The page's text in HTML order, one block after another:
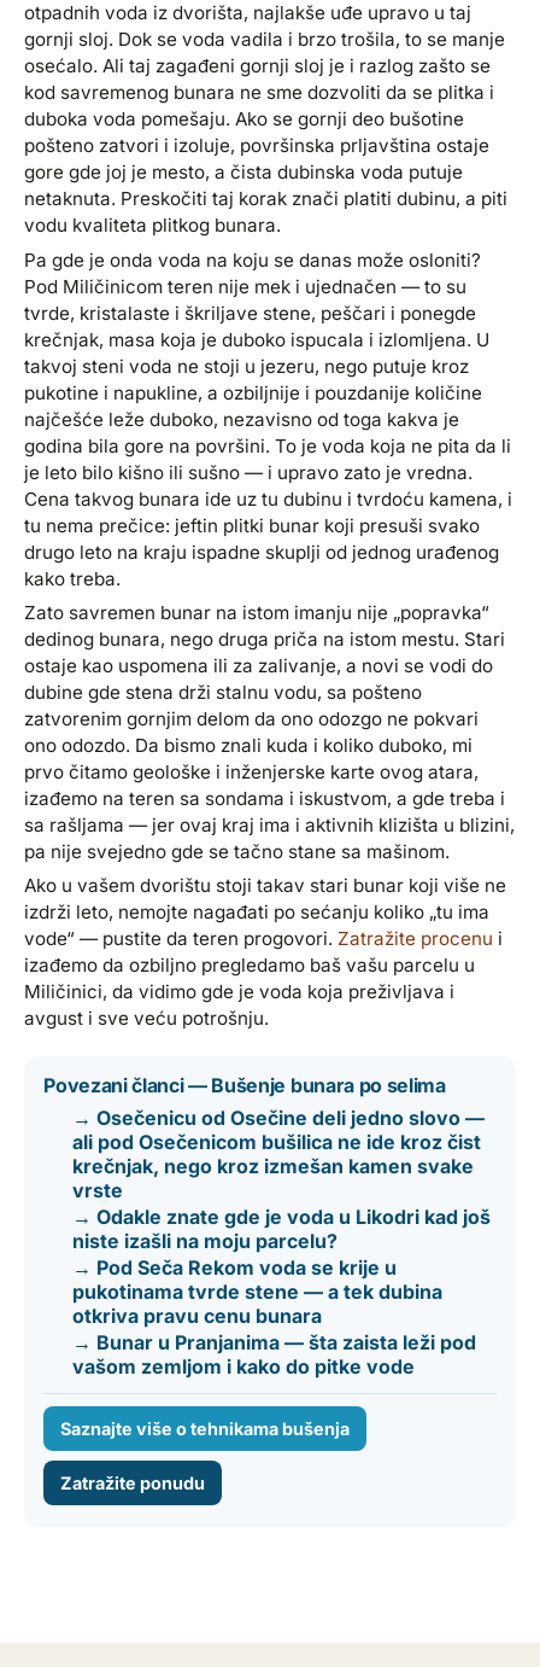
otpadnih voda iz dvorišta, najlakše uđe upravo u taj
gornji sloj. Dok se voda vadila i brzo trošila, to se manje
osećalo. Ali taj zagađeni gornji sloj je i razlog zašto se
kod savremenog bunara ne sme dozvoliti da se plitka i
duboka voda pomešaju. Ako se gornji deo bušotine
pošteno zatvori i izoluje, površinska prljavština ostaje
gore gde joj je mesto, a čista dubinska voda putuje
netaknuta. Preskočiti taj korak znači platiti dubinu, a piti
vodu kvaliteta plitkog bunara.
Pa gde je onda voda na koju se danas može osloniti?
Pod Miličinicom teren nije mek i ujednačen — to su
tvrde, kristalaste i škriljave stene, peščari i ponegde
krečnjak, masa koja je duboko ispucala i izlomljena. U
takvoj steni voda ne stoji u jezeru, nego putuje kroz
pukotine i napukline, a ozbiljnije i pouzdanije količine
najčešće leže duboko, nezavisno od toga kakva je
godina bila gore na površini. To je voda koja ne pita da li
je leto bilo kišno ili sušno — i upravo zato je vredna.
Cena takvog bunara ide uz tu dubinu i tvrdoću kamena, i
tu nema prečice: jeftin plitki bunar koji presuši svako
drugo leto na kraju ispadne skuplji od jednog urađenog
kako treba.
Zato savremen bunar na istom imanju nije „popravka“
dedinog bunara, nego druga priča na istom mestu. Stari
ostaje kao uspomena ili za zalivanje, a novi se vodi do
dubine gde stena drži stalnu vodu, sa pošteno
zatvorenim gornjim delom da ono odozgo ne pokvari
ono odozdo. Da bismo znali kuda i koliko duboko, mi
prvo čitamo geološke i inženjerske karte ovog atara,
izađemo na teren sa sondama i iskustvom, a gde treba i
sa rašljama — jer ovaj kraj ima i aktivnih klizišta u blizini,
pa nije svejedno gde se tačno stane sa mašinom.
Ako u vašem dvorištu stoji takav stari bunar koji više ne
izdrži leto, nemojte nagađati po sećanju koliko „tu ima
vode“ — pustite da teren progovori. Zatražite procenu i
izađemo da ozbiljno pregledamo baš vašu parcelu u
Miličinici, da vidimo gde je voda koja preživljava i
avgust i sve veću potrošnju.
Povezani članci — Bušenje bunara po selima
→ Osečenicu od Osečine deli jedno slovo —
ali pod Osečenicom bušilica ne ide kroz čist
krečnjak, nego kroz izmešan kamen svake
vrste
→ Odakle znate gde je voda u Likodri kad još
niste izašli na moju parcelu?
→ Pod Seča Rekom voda se krije u
pukotinama tvrde stene — a tek dubina
otkriva pravu cenu bunara
→ Bunar u Pranjanima — šta zaista leži pod
vašom zemljom i kako do pitke vode
Saznajte više o tehnikama bušenja
Zatražite ponudu